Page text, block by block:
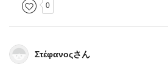
0
Στέφανοςさん